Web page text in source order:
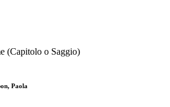
(Capitolo o Saggio)
Paola